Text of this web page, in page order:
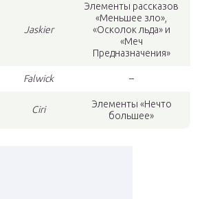
Jaskier
Элементы рассказов
«Меньшее зло»,
«Осколок льда» и
«Меч
Предназначения»
Falwick –
Ciri
Элементы «Нечто
большее»